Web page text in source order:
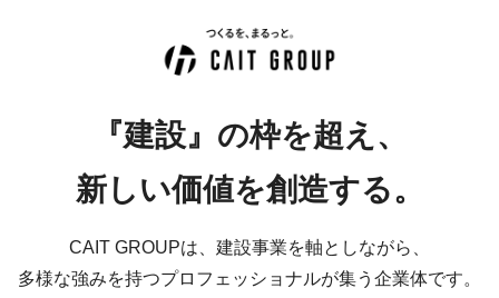
『建設』の枠を超え、
新しい価値を創造する。
CAIT GROUPは、建設事業を軸としながら、
多様な強みを持つプロフェッショナルが集う企業体です。